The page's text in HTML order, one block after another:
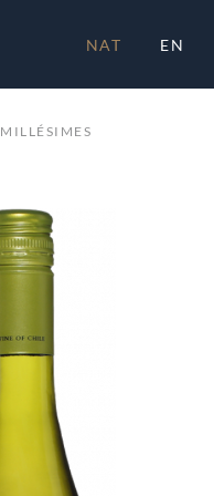
NAT EN
MILLÉSIMES